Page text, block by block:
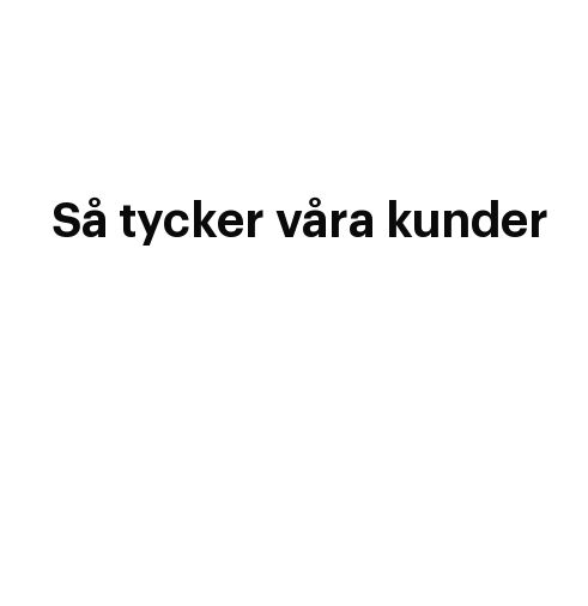
Så tycker våra kunder